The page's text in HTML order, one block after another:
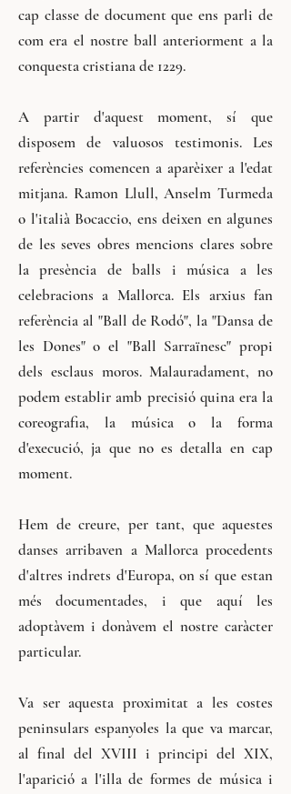
cap classe de document que ens parli de
com era el nostre ball anteriorment a la
conquesta cristiana de 1229.
A partir d'aquest moment, sí que
disposem de valuosos testimonis. Les
referències comencen a aparèixer a l'edat
mitjana. Ramon Llull, Anselm Turmeda
o l'italià Bocaccio, ens deixen en algunes
de les seves obres mencions clares sobre
la presència de balls i música a les
celebracions a Mallorca. Els arxius fan
referència al "Ball de Rodó", la "Dansa de
les Dones" o el "Ball Sarraïnesc" propi
dels esclaus moros. Malauradament, no
podem establir amb precisió quina era la
coreografia, la música o la forma
d'execució, ja que no es detalla en cap
moment.
Hem de creure, per tant, que aquestes
danses arribaven a Mallorca procedents
d'altres indrets d'Europa, on sí que estan
més documentades, i que aquí les
adoptàvem i donàvem el nostre caràcter
particular.
Va ser aquesta proximitat a les costes
peninsulars espanyoles la que va marcar,
al final del XVIII i principi del XIX,
l'aparició a l'illa de formes de música i